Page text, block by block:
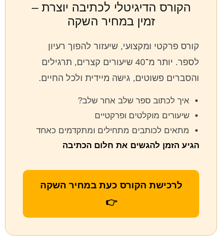
הקורס הדיגיטלי לכתיבה יוצרת –
זמין במחיר השקה
קורס פרקטי ומקצועי, שיעזור להפוך רעיון
לספר. יותר מ־40 שיעורים קצרים, תרגילים
והסברים פשוטים, גישה מיידית ולכל החיים.
איך לכתוב ספר שלב אחר שלב?
שיעורים מוקלטים ופרקטיים
מתאים לכותבים מתחילים ומתקדמים כאחד
הגיע הזמן להגשים את חלום הכתיבה
לרכישת הקורס כעת במחיר השקה
👉